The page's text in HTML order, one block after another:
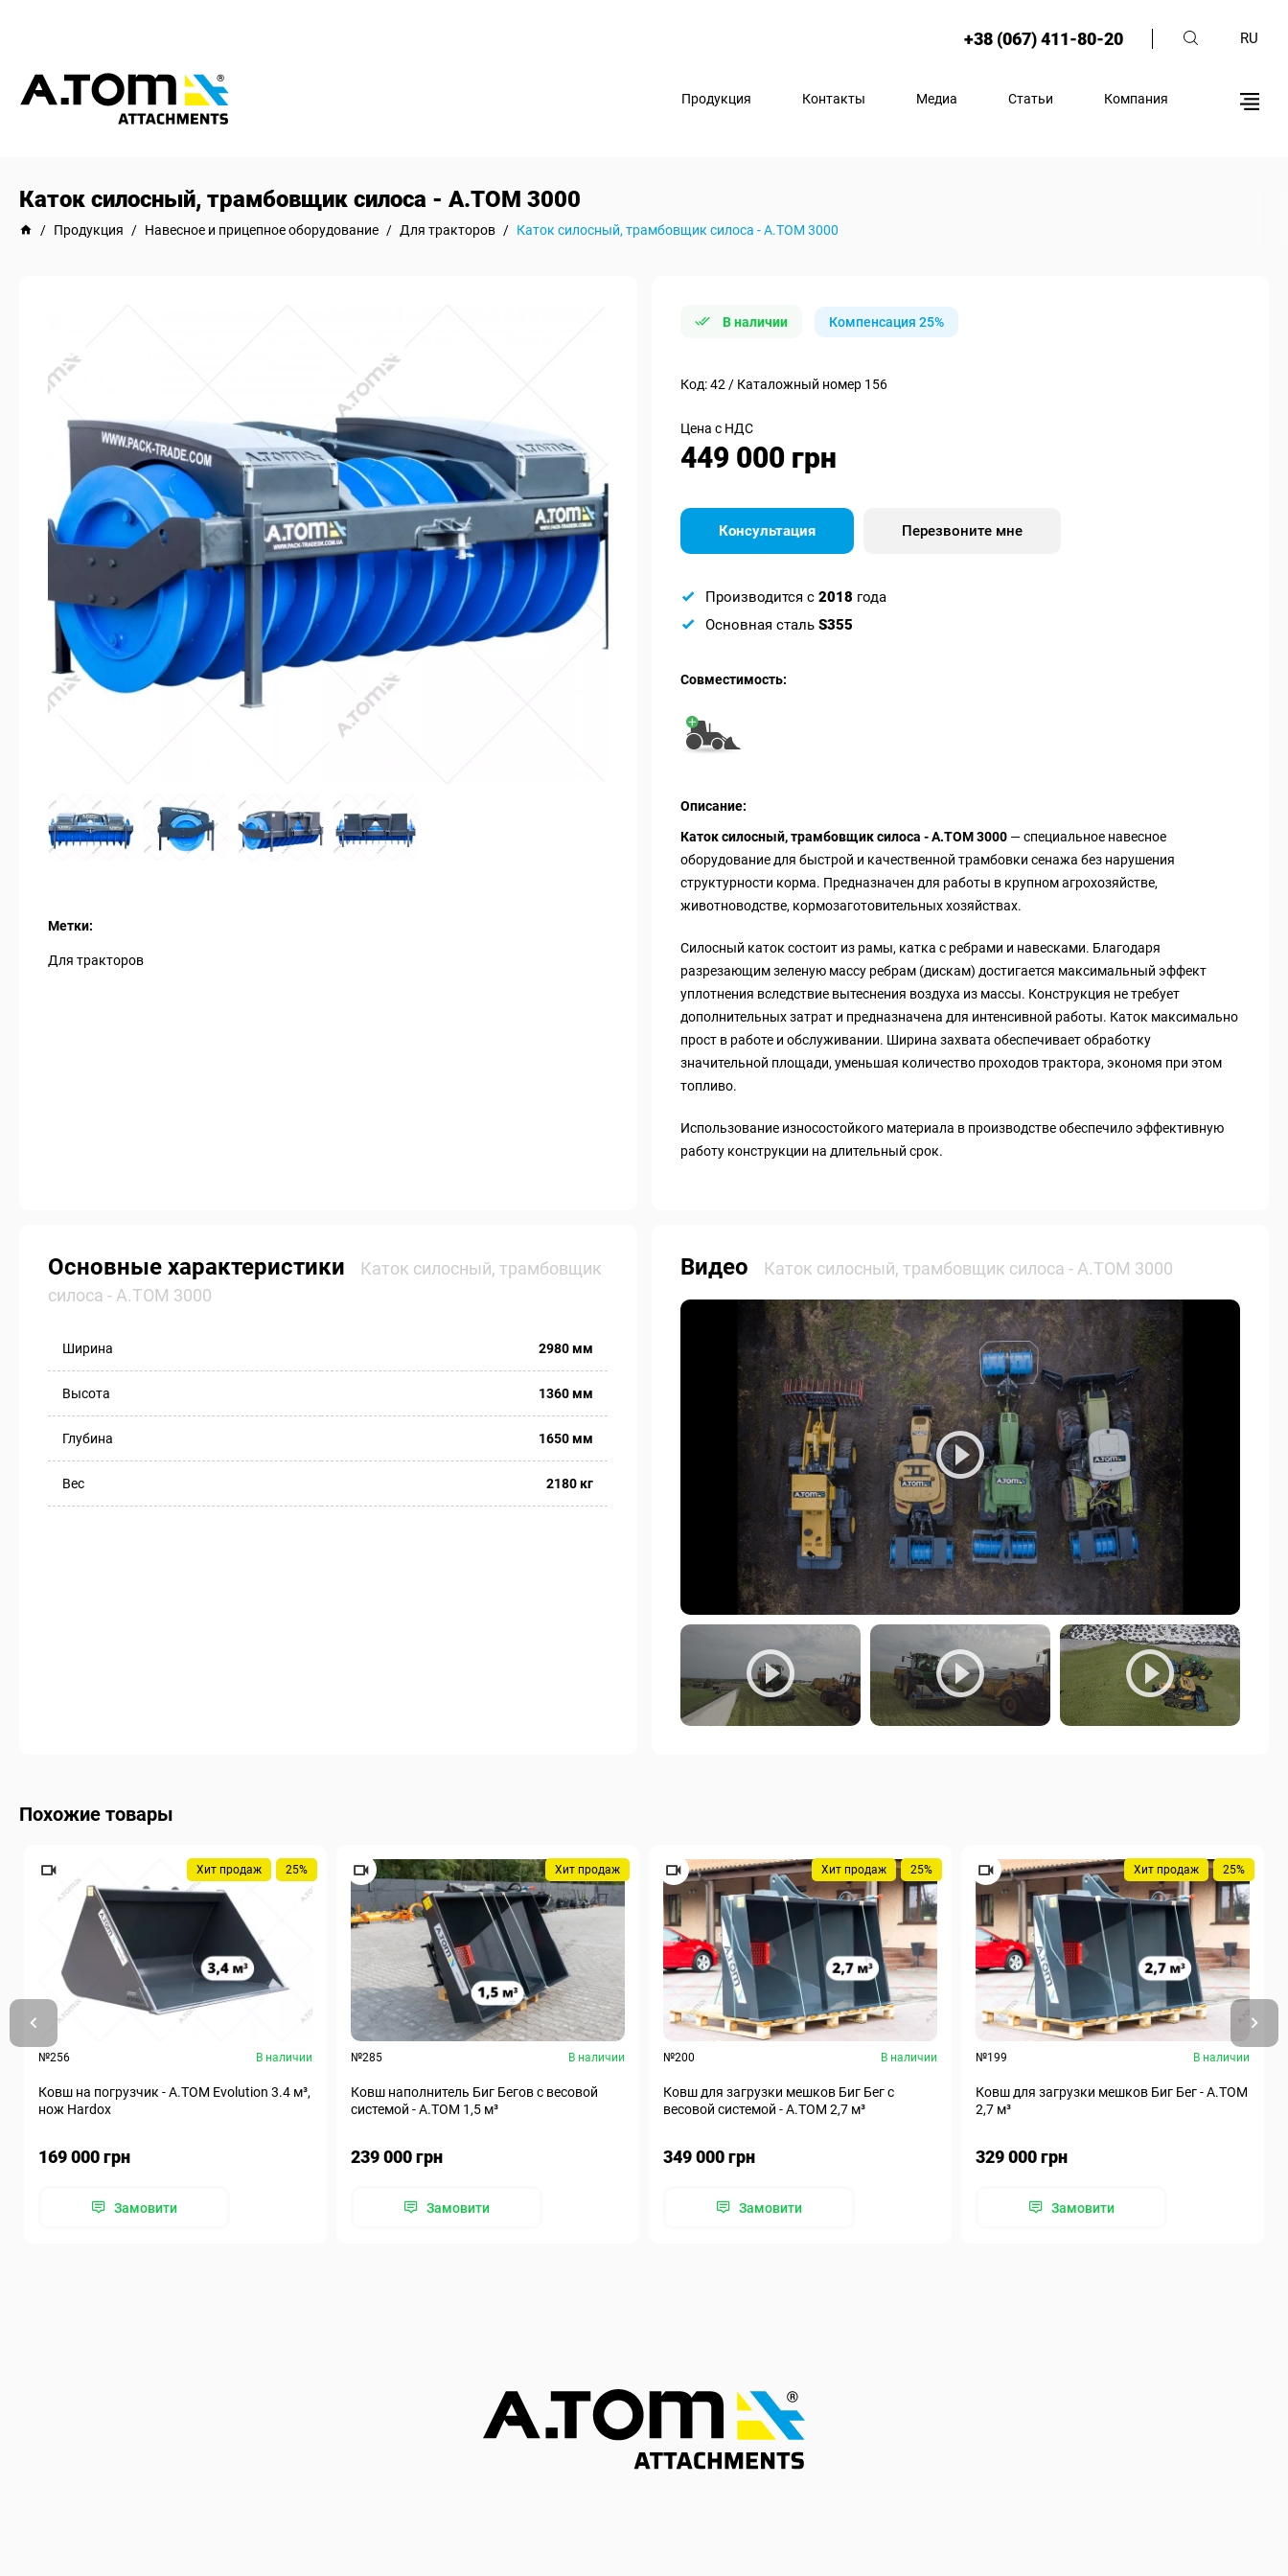
+38 (067) 411-80-20 RU
Продукция Контакты Медиа Статьи Компания
Каток силосный, трамбовщик силоса - А.ТОМ 3000
/ Продукция / Навесное и прицепное оборудование / Для тракторов / Каток силосный, трамбовщик силоса - А.ТОМ 3000
Метки:
Для тракторов
В наличии Компенсация 25%
Код: 42 / Каталожный номер 156
Цена с НДС
449 000 грн
Консультация Перезвоните мне
Производится с 2018 года
Основная сталь S355
Совместимость:
Описание:
Каток силосный, трамбовщик силоса - А.ТОМ 3000 — специальное навесное
оборудование для быстрой и качественной трамбовки сенажа без нарушения
структурности корма. Предназначен для работы в крупном агрохозяйстве,
животноводстве, кормозаготовительных хозяйствах.
Силосный каток состоит из рамы, катка с ребрами и навесками. Благодаря
разрезающим зеленую массу ребрам (дискам) достигается максимальный эффект
уплотнения вследствие вытеснения воздуха из массы. Конструкция не требует
дополнительных затрат и предназначена для интенсивной работы. Каток максимально
прост в работе и обслуживании. Ширина захвата обеспечивает обработку
значительной площади, уменьшая количество проходов трактора, экономя при этом
топливо.
Использование износостойкого материала в производстве обеспечило эффективную
работу конструкции на длительный срок.
Основные характеристики
Каток силосный, трамбовщик
силоса - А.ТОМ 3000
Ширина 2980 мм
Высота 1360 мм
Глубина 1650 мм
Вес 2180 кг
Видео Каток силосный, трамбовщик силоса - А.ТОМ 3000
Похожие товары
Хит продаж 25%
№256 В наличии
Ковш на погрузчик - A.TOM Evolution 3.4 м³,
нож Hardox
169 000 грн
Замовити
Хит продаж
№285 В наличии
Ковш наполнитель Биг Бегов с весовой
системой - А.ТОМ 1,5 м³
239 000 грн
Замовити
Хит продаж 25%
№200 В наличии
Ковш для загрузки мешков Биг Бег с
весовой системой - А.ТОМ 2,7 м³
349 000 грн
Замовити
Хит продаж 25%
№199 В наличии
Ковш для загрузки мешков Биг Бег - А.ТОМ
2,7 м³
329 000 грн
Замовити